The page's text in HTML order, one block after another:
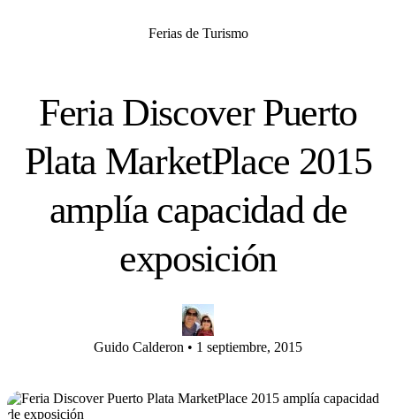
Ferias de Turismo
Feria Discover Puerto
Plata MarketPlace 2015
amplía capacidad de
exposición
Guido Calderon • 1 septiembre, 2015